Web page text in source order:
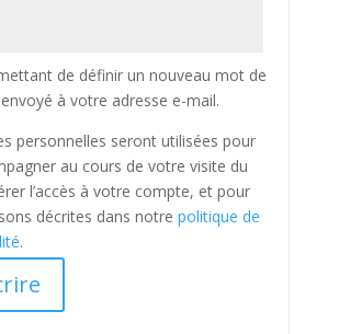
de définir un nouveau mot de
à votre adresse e-mail.
personnelles seront utilisées pour
au cours de votre visite du
l’accès à votre compte, et pour
décrites dans notre politique de
.